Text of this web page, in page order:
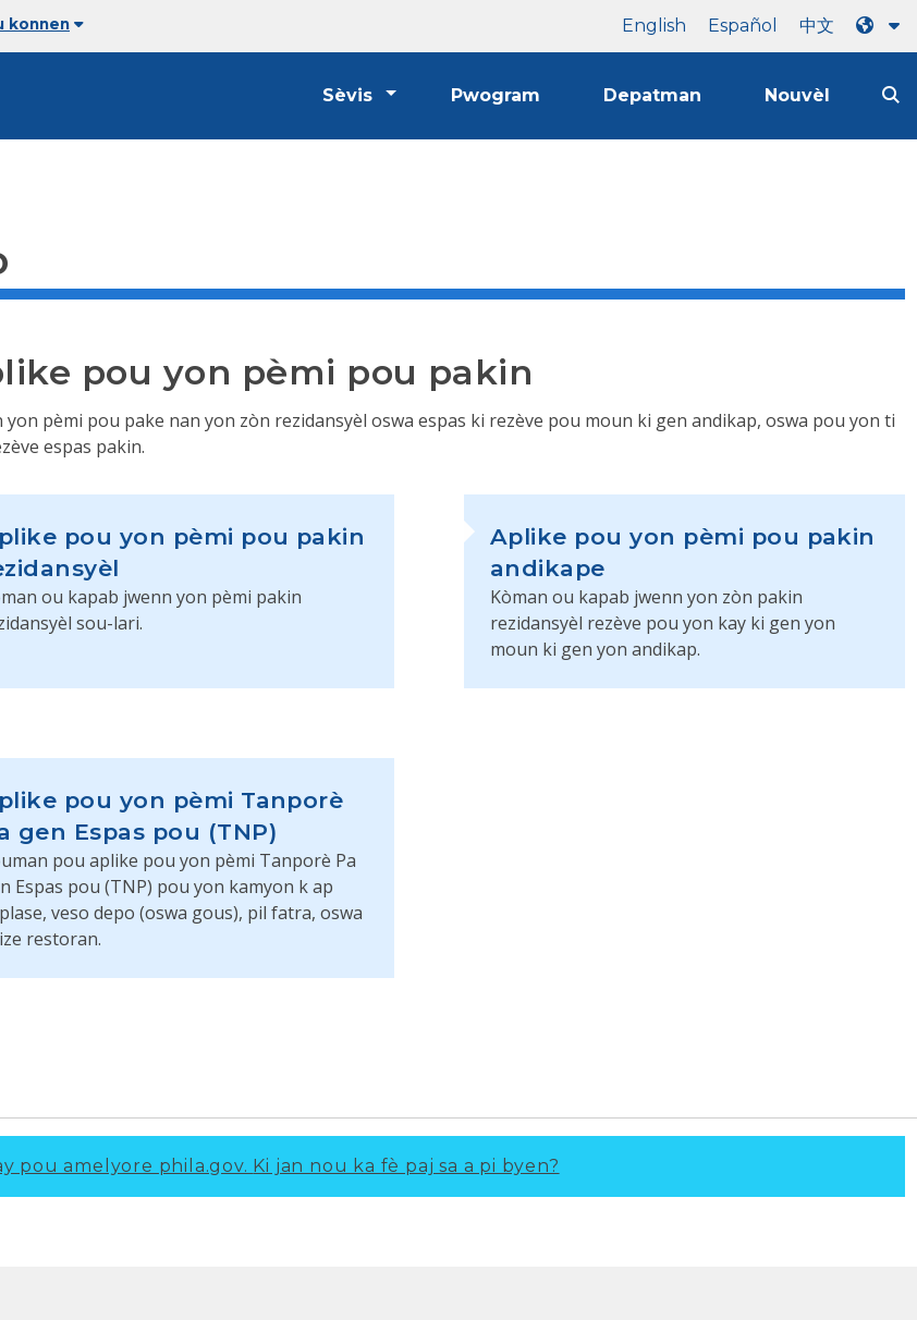
konnen English Español 中文
Sèvis Pwogram Depatman Nouvèl
pou yon pèmi pou pakin
yon pèmi pou pake nan yon zòn rezidansyèl oswa espas ki rezève pou moun ki gen andikap, oswa pou yon ti
espas pakin.
pou yon pèmi pou pakin
ou kapab jwenn yon pèmi pakin
sou-lari.
Aplike pou yon pèmi pou pakin
andikape
Kòman ou kapab jwenn yon zòn pakin
rezidansyèl rezève pou yon kay ki gen yon
moun ki gen yon andikap.
pou yon pèmi Tanporè
gen Espas pou (TNP)
pou aplike pou yon pèmi Tanporè Pa
Espas pou (TNP) pou yon kamyon k ap
veso depo (oswa gous), pil fatra, oswa
restoran.
pou amelyore phila.gov. Ki jan nou ka fè paj sa a pi byen?